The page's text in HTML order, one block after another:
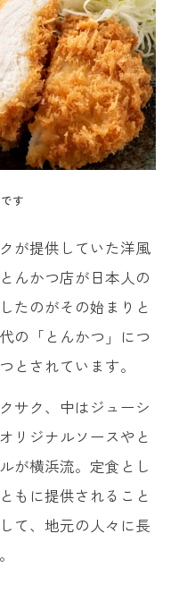
す
が提供していた洋風
んかつ店が日本人の
たのがその始まりと
の「とんかつ」につ
とされています。
サク、中はジューシ
リジナルソースやと
が横浜流。定食とし
もに提供されること
て、地元の人々に長